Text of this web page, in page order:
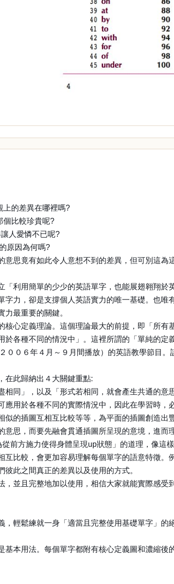
上的差異在哪裡嗎?
個比較珍貴呢?
人愛憐不已呢?
原因為何嗎?
思竟有如此令人意想不到的差異，但可別這為
「利用簡單的少少的英語單字，也能展翅翱翔
字力，卻是支撐個人英語實力的唯一基礎。也
最重要的關鍵。
核心定義理論。這個理論最大的前提，即「所
於各種不同的情況中」。這裡所謂的「單純的
００６年４月～９月間播放）的英語教學節目
在此歸納出４大關鍵重點:
相同」，以及「形式若相同，就會產生共通的
應用於各種不同的實際情況中，因此在學習時
似的插圖互相互比較等等，為平面的插圖創造出
意思，而要先融會貫通插圖所呈現的意境，進
從前方施力使得身體呈現up狀態」的道理，像這
互比較，會更加容易理解每個單字的語意特徵
此之間真正的差異以及使用的方式。
，並且完整地加以使用，相信大家就能實際感
輕鬆練就一身「適當且完整使用基礎單字」的
基本用法。每個單字都附有核心定義圖和濃縮